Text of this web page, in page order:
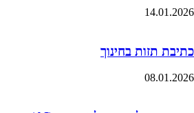
14.01.2026
כתיבת תזות בחינוך
08.01.2026